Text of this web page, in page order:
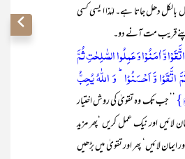
بالکل دھل جاتا ہے۔ لہٰذا ا یسی کسی
قریب مت آنے دو۔
وَّ اٰمَنُوۡا وَ عَمِلُوا الصّٰلِحٰتِ ثُمَّ
اتَّقَوۡا وَّ اَحۡسَنُوۡا ؕ وَ اللّٰہُ یُحِبُّ
’’ جب تک وہ تقویٰ کی روش اختیار
لائیں اور نیک عمل کریں ‘پھر مزید
ایمان لائیں‘ پھر اور تقویٰ میں بڑھیں